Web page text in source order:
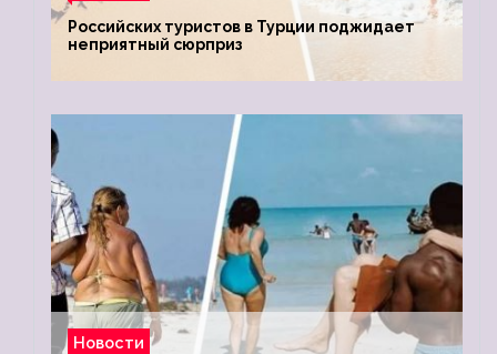
Российских туристов в Турции поджидает
неприятный сюрприз
Новости